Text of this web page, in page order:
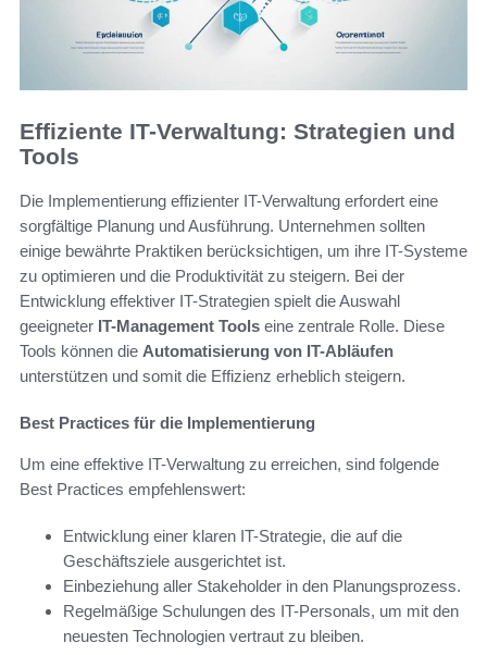
Effiziente IT-Verwaltung: Strategien und
Tools
Die Implementierung effizienter IT-Verwaltung erfordert eine
sorgfältige Planung und Ausführung. Unternehmen sollten
einige bewährte Praktiken berücksichtigen, um ihre IT-Systeme
zu optimieren und die Produktivität zu steigern. Bei der
Entwicklung effektiver IT-Strategien spielt die Auswahl
geeigneter IT-Management Tools eine zentrale Rolle. Diese
Tools können die Automatisierung von IT-Abläufen
unterstützen und somit die Effizienz erheblich steigern.
Best Practices für die Implementierung
Um eine effektive IT-Verwaltung zu erreichen, sind folgende
Best Practices empfehlenswert:
Entwicklung einer klaren IT-Strategie, die auf die
Geschäftsziele ausgerichtet ist.
Einbeziehung aller Stakeholder in den Planungsprozess.
Regelmäßige Schulungen des IT-Personals, um mit den
neuesten Technologien vertraut zu bleiben.